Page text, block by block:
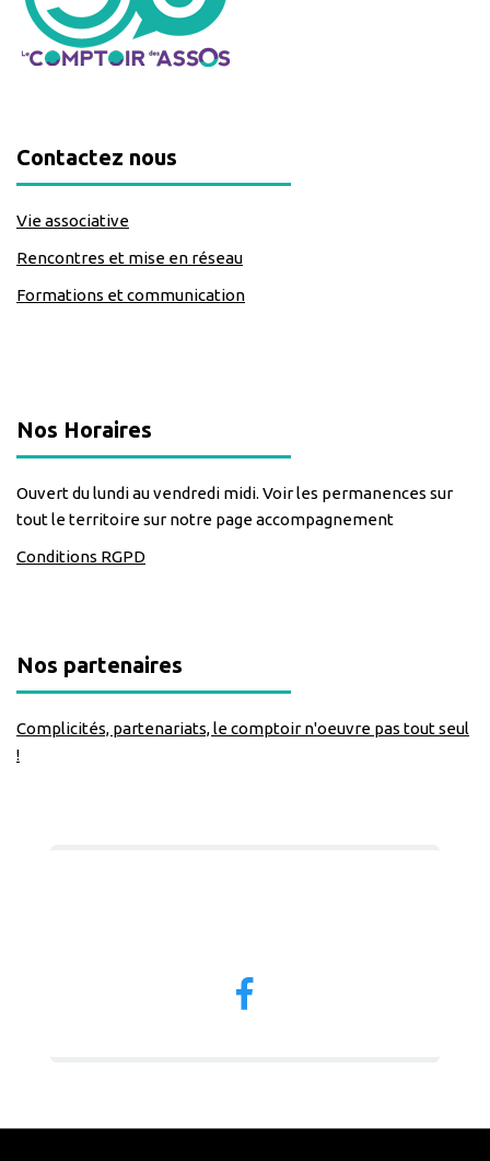
Contactez nous
Vie associative
Rencontres et mise en réseau
Formations et communication
Nos Horaires
Ouvert du lundi au vendredi midi. Voir les permanences sur
tout le territoire sur notre page accompagnement
Conditions RGPD
Nos partenaires
Complicités, partenariats, le comptoir n'oeuvre pas tout seul
!